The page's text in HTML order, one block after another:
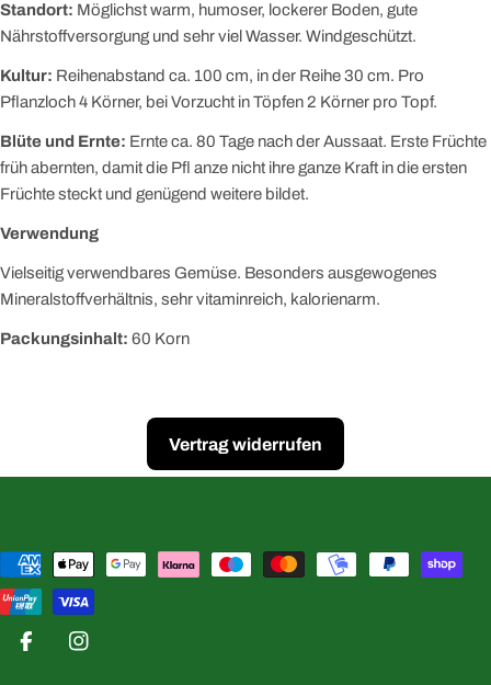
Standort: Möglichst warm, humoser, lockerer Boden, gute
Nährstoffversorgung und sehr viel Wasser. Windgeschützt.
Kultur: Reihenabstand ca. 100 cm, in der Reihe 30 cm. Pro
Pflanzloch 4 Körner, bei Vorzucht in Töpfen 2 Körner pro Topf.
Blüte und Ernte: Ernte ca. 80 Tage nach der Aussaat. Erste Früchte
früh abernten, damit die Pfl anze nicht ihre ganze Kraft in die ersten
Früchte steckt und genügend weitere bildet.
Verwendung
Vielseitig verwendbares Gemüse. Besonders ausgewogenes
Mineralstoffverhältnis, sehr vitaminreich, kalorienarm.
Packungsinhalt: 60 Korn
Vertrag widerrufen
Zahlungsmethoden
FacebookInstagram